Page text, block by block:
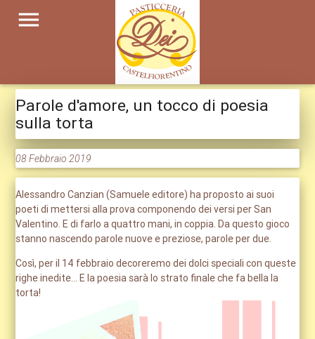
menu
Parole d'amore, un tocco di poesia
sulla torta
08 Febbraio 2019
Alessandro Canzian (Samuele editore) ha proposto ai suoi
poeti di mettersi alla prova componendo dei versi per San
Valentino. E di farlo a quattro mani, in coppia. Da questo gioco
stanno nascendo parole nuove e preziose, parole per due.
Così, per il 14 febbraio decoreremo dei dolci speciali con queste
righe inedite… E la poesia sarà lo strato finale che fa bella la
torta!